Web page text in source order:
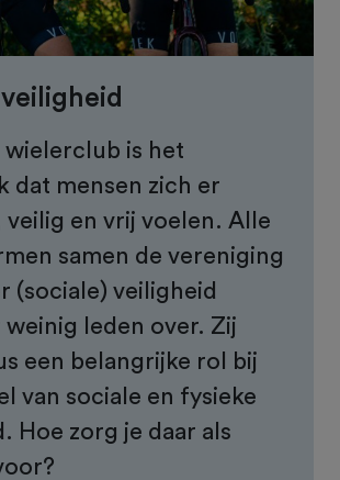
wielerclub is het
dat mensen zich er
veilig en vrij voelen. Alle
samen de vereniging
(sociale) veiligheid
weinig leden over. Zij
een belangrijke rol bij
van sociale en fysieke
Hoe zorg je daar als